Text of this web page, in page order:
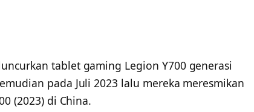
tablet gaming Legion Y700 generasi
pada Juli 2023 lalu mereka meresmikan
(2023) di China.